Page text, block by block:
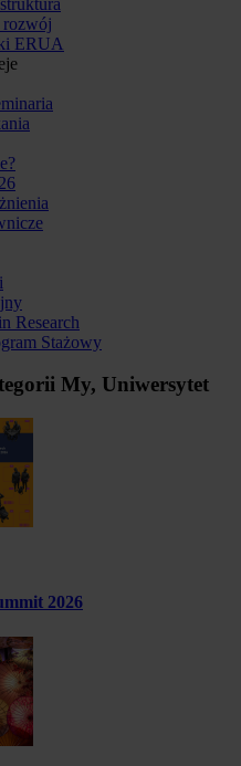
ERUA
Research
Stażowy
My, Uniwersytet
2026